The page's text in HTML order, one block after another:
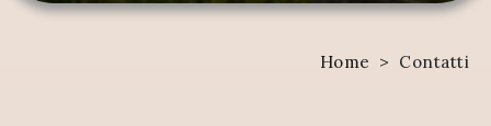
Home > Contatti